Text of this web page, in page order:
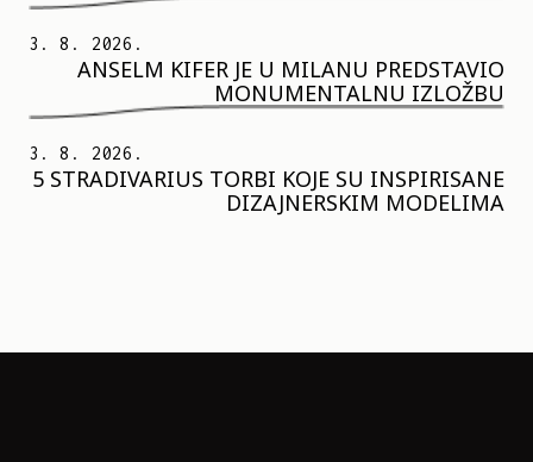
3. 8. 2026.
ANSELM KIFER JE U MILANU PREDSTAVIO
MONUMENTALNU IZLOŽBU
3. 8. 2026.
5 STRADIVARIUS TORBI KOJE SU INSPIRISANE
DIZAJNERSKIM MODELIMA